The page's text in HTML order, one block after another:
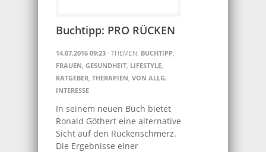
Buchtipp: PRO RÜCKEN
14.07.2016 09:23 · THEMEN: BUCHTIPP,
FRAUEN, GESUNDHEIT, LIFESTYLE,
RATGEBER, THERAPIEN, VON ALLG.
INTERESSE
In seinem neuen Buch bietet
Ronald Göthert eine alternative
Sicht auf den Rückenschmerz.
Die Ergebnisse einer